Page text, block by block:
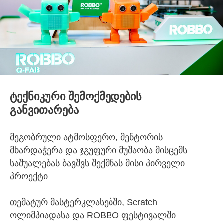
ტექნიკური შემოქმედების
განვითარება
მეგობრული ატმოსფერო, მენტორის
მხარდაჭერა და ჯგუფური მუშაობა მისცემს
საშუალებას ბავშვს შექმნას მისი პირველი
პროექტი
თემატურ მასტერკლასებში, Scratch
ოლიმპიადასა და ROBBO ფესტივალში